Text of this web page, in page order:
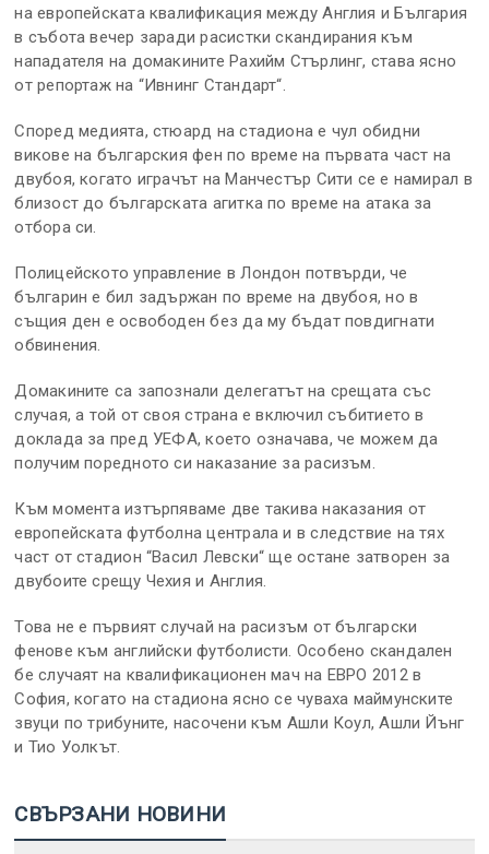
на европейската квалификация между Англия и България
в събота вечер заради расистки скандирания към
нападателя на домакините Рахийм Стърлинг, става ясно
от репортаж на “Ивнинг Стандарт“.
Според медията, стюард на стадиона е чул обидни
викове на българския фен по време на първата част на
двубоя, когато играчът на Манчестър Сити се е намирал в
близост до българската агитка по време на атака за
отбора си.
Полицейското управление в Лондон потвърди, че
българин е бил задържан по време на двубоя, но в
същия ден е освободен без да му бъдат повдигнати
обвинения.
Домакините са запознали делегатът на срещата със
случая, а той от своя страна е включил събитието в
доклада за пред УЕФА, което означава, че можем да
получим поредното си наказание за расизъм.
Към момента изтърпяваме две такива наказания от
европейската футболна централа и в следствие на тях
част от стадион “Васил Левски“ ще остане затворен за
двубоите срещу Чехия и Англия.
Това не е първият случай на расизъм от български
фенове към английски футболисти. Особено скандален
бе случаят на квалификационен мач на ЕВРО 2012 в
София, когато на стадиона ясно се чуваха маймунските
звуци по трибуните, насочени към Ашли Коул, Ашли Йънг
и Тио Уолкът.
СВЪРЗАНИ НОВИНИ